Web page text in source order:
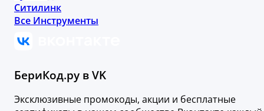
Ситилинк
Все Инструменты
БериКод.ру в VK
Эксклюзивные промокоды, акции и бесплатные